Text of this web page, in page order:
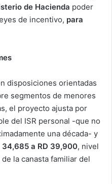
de Hacienda poder
de incentivo, para
disposiciones orientadas
segmentos de menores
el proyecto ajusta por
del ISR personal -que no
una década- y
34,685 a RD 39,900, nivel
la canasta familiar del